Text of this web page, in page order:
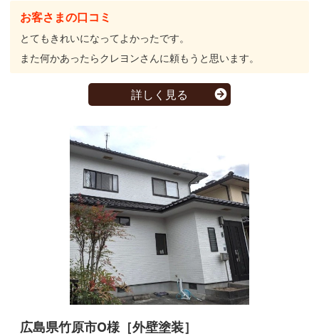
お客さまの口コミ
とてもきれいになってよかったです。
また何かあったらクレヨンさんに頼もうと思います。
詳しく見る
広島県竹原市O様［外壁塗装］